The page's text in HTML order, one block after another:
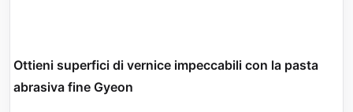
Ottieni superfici di vernice impeccabili con la pasta
abrasiva fine Gyeon